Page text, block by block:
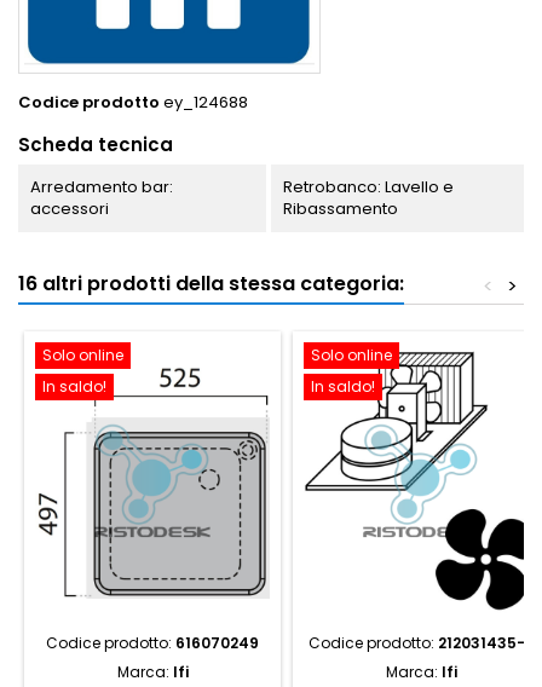
Codice prodotto ey_124688
Scheda tecnica
Arredamento bar:
accessori
Retrobanco: Lavello e
Ribassamento
16 altri prodotti della stessa categoria: >
<
Solo online
In saldo!
Codice prodotto: 616070249
Marca: Ifi
Solo online
In saldo!
Codice prodotto: 212031435-2
Marca: Ifi